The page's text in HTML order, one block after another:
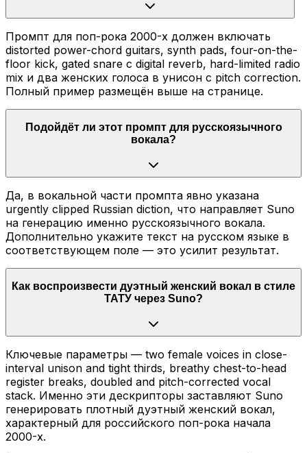
Промпт для поп-рока 2000-х должен включать
distorted power-chord guitars, synth pads, four-on-the-
floor kick, gated snare с digital reverb, hard-limited radio
mix и два женских голоса в унисон с pitch correction.
Полный пример размещён выше на странице.
Подойдёт ли этот промпт для русскоязычного
вокала?
Да, в вокальной части промпта явно указана
urgently clipped Russian diction, что направляет Suno
на генерацию именно русскоязычного вокала.
Дополнительно укажите текст на русском языке в
соответствующем поле — это усилит результат.
Как воспроизвести дуэтный женский вокал в стиле
ТАТУ через Suno?
Ключевые параметры — two female voices in close-
interval unison and tight thirds, breathy chest-to-head
register breaks, doubled and pitch-corrected vocal
stack. Именно эти дескрипторы заставляют Suno
генерировать плотный дуэтный женский вокал,
характерный для российского поп-рока начала
2000-х.